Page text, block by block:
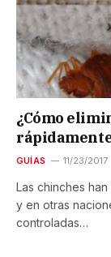
¿Cómo
GUÍAS 11/23/2017
Las chinches
y en otras
controladas…